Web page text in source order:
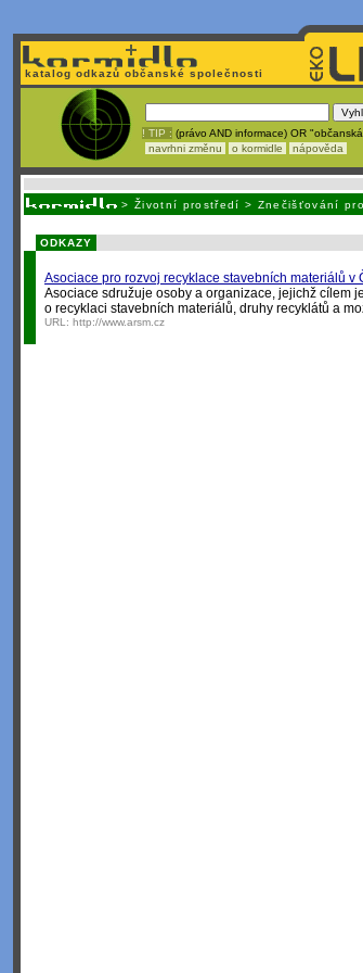
katalog odkazů občanské společnosti
! TIP : (právo AND informace) OR
navrhni změnu
o kormidle nápověda
> Životní prostředí > Znečišťování
ODKAZY
Asociace pro rozvoj recyklace stavebních materiálů v
Asociace sdružuje osoby a organizace, jejichž cílem
o recyklaci stavebních materiálů, druhy recyklátů a
URL: http://www.arsm.cz